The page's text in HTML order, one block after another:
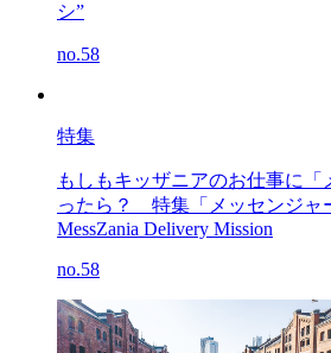
シ”
no.58
特集
もしもキッザニアのお仕事に
ったら？ 特集「メッセンジ
MessZania Delivery Mission
no.58